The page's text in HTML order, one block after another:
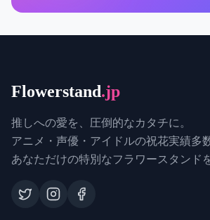
Flowerstand.jp
推しへの愛を、圧倒的なカタチに。
アニメ・声優・アイドルの祝花実績多数
あなただけの特別なフラワースタンド